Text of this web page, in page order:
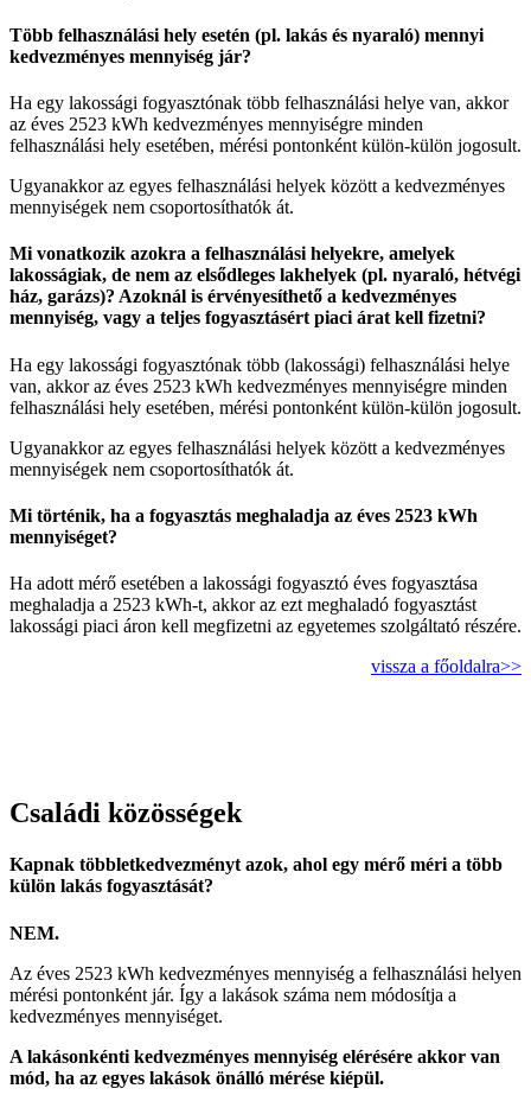
Több felhasználási hely esetén (pl. lakás és nyaraló) mennyi
kedvezményes mennyiség jár?
Ha egy lakossági fogyasztónak több felhasználási helye van, akkor
az éves 2523 kWh kedvezményes mennyiségre minden
felhasználási hely esetében, mérési pontonként külön-külön jogosult.
Ugyanakkor az egyes felhasználási helyek között a kedvezményes
mennyiségek nem csoportosíthatók át.
Mi vonatkozik azokra a felhasználási helyekre, amelyek
lakosságiak, de nem az elsődleges lakhelyek (pl. nyaraló, hétvégi
ház, garázs)? Azoknál is érvényesíthető a kedvezményes
mennyiség, vagy a teljes fogyasztásért piaci árat kell fizetni?
Ha egy lakossági fogyasztónak több (lakossági) felhasználási helye
van, akkor az éves 2523 kWh kedvezményes mennyiségre minden
felhasználási hely esetében, mérési pontonként külön-külön jogosult.
Ugyanakkor az egyes felhasználási helyek között a kedvezményes
mennyiségek nem csoportosíthatók át.
Mi történik, ha a fogyasztás meghaladja az éves 2523 kWh
mennyiséget?
Ha adott mérő esetében a lakossági fogyasztó éves fogyasztása
meghaladja a 2523 kWh-t, akkor az ezt meghaladó fogyasztást
lakossági piaci áron kell megfizetni az egyetemes szolgáltató részére.
vissza a főoldalra>>
Családi közösségek
Kapnak többletkedvezményt azok, ahol egy mérő méri a több
külön lakás fogyasztását?
NEM.
Az éves 2523 kWh kedvezményes mennyiség a felhasználási helyen
mérési pontonként jár. Így a lakások száma nem módosítja a
kedvezményes mennyiséget.
A lakásonkénti kedvezményes mennyiség elérésére akkor van
mód, ha az egyes lakások önálló mérése kiépül.